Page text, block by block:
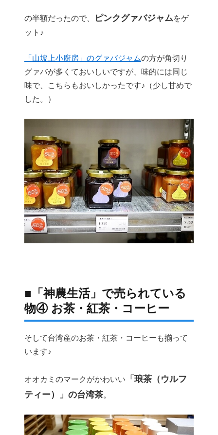
の半額だったので、 ピンクグァバジャムをゲ
ット♪
「山坡上小廚房」のグァバジャムの方が角切り
グァバが多くておいしいですが、味的には同じ
味で、こちらもおいしかったです♪（少し甘めで
した。）
■「神農生活」で売られている
物④ お茶・紅茶・コーヒー
そして台湾産のお茶・紅茶・コーヒーも揃って
います♪
オオカミのマークがかわいい
「琅茶（ウルフ
ティー）」の台湾茶。